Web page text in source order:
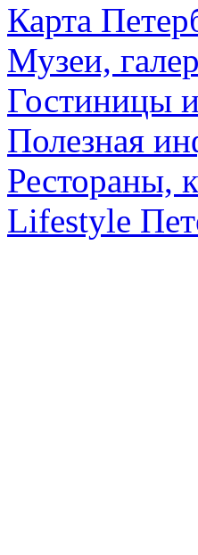
Карта
Музеи,
Гостиницы
Полезная
Рестораны,
Lifestyle